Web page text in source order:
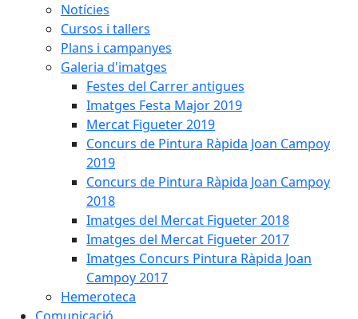
Notícies
Cursos i tallers
Plans i campanyes
Galeria d'imatges
Festes del Carrer antigues
Imatges Festa Major 2019
Mercat Figueter 2019
Concurs de Pintura Ràpida Joan Campoy
2019
Concurs de Pintura Ràpida Joan Campoy
2018
Imatges del Mercat Figueter 2018
Imatges del Mercat Figueter 2017
Imatges Concurs Pintura Ràpida Joan
Campoy 2017
Hemeroteca